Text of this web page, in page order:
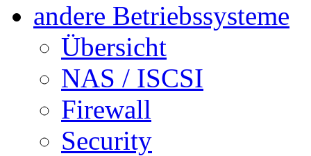
andere Betriebssysteme
Übersicht
NAS / ISCSI
Firewall
Security